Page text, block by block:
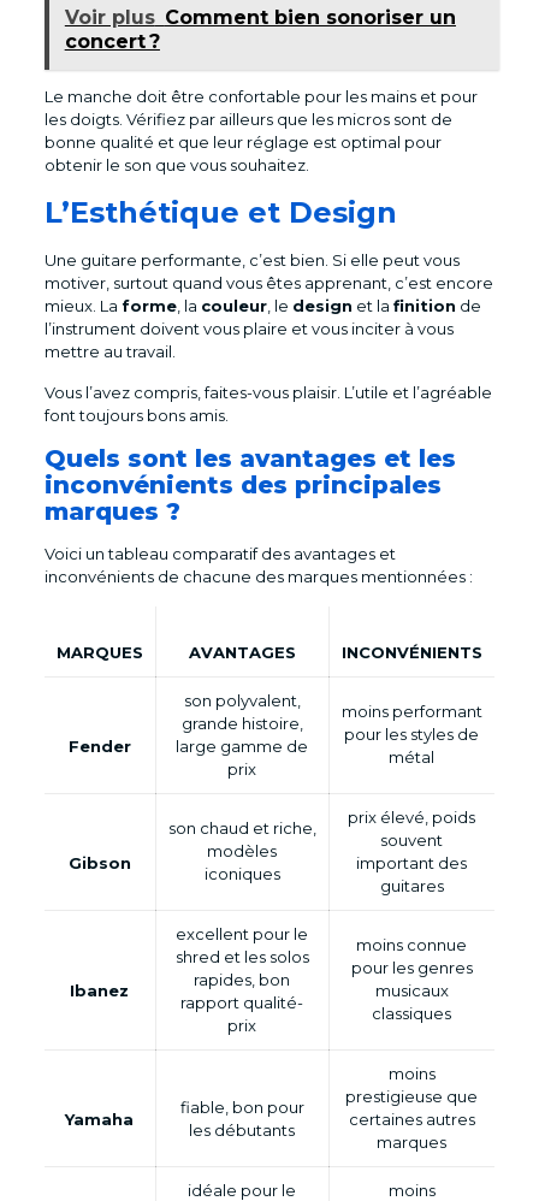
Voir plus Comment bien sonoriser un
concert ?
Le manche doit être confortable pour les mains et pour
les doigts. Vérifiez par ailleurs que les micros sont de
bonne qualité et que leur réglage est optimal pour
obtenir le son que vous souhaitez.
L’Esthétique et Design
Une guitare performante, c’est bien. Si elle peut vous
motiver, surtout quand vous êtes apprenant, c’est encore
mieux. La forme, la couleur, le design et la finition de
l’instrument doivent vous plaire et vous inciter à vous
mettre au travail.
Vous l’avez compris, faites-vous plaisir. L’utile et l’agréable
font toujours bons amis.
Quels sont les avantages et les
inconvénients des principales
marques ?
Voici un tableau comparatif des avantages et
inconvénients de chacune des marques mentionnées :
MARQUES AVANTAGES INCONVÉNIENTS
Fender
son polyvalent,
grande histoire,
large gamme de
prix
moins performant
pour les styles de
métal
Gibson
son chaud et riche,
modèles
iconiques
prix élevé, poids
souvent
important des
guitares
Ibanez
excellent pour le
shred et les solos
rapides, bon
rapport qualité-
prix
moins connue
pour les genres
musicaux
classiques
Yamaha
fiable, bon pour
les débutants
moins
prestigieuse que
certaines autres
marques
idéale pour le
moins